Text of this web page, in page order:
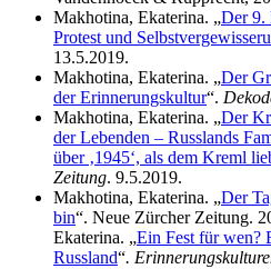
Makhotina, Ekaterina. „Der 9.
Protest und
13.5.2019.
Makhotina, Ekaterina. „Der
der Erinnerungskultur“.
Makhotina, Ekaterina. „Der
der Lebenden – Russlands
über ‚1945‘, als dem Kreml
Zeitung. 9.5.2019.
Makhotina, Ekaterina. „Der
bin“. Neue Zürcher Zeitung.
Ekaterina. „Ein Fest für wen?
Russland“.